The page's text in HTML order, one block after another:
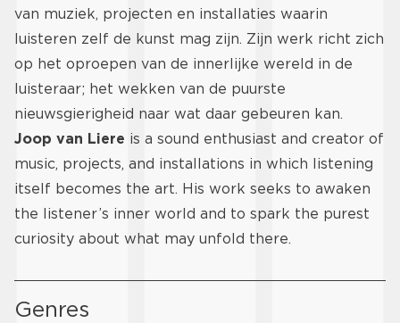
van muziek, projecten en installaties waarin
luisteren zelf de kunst mag zijn. Zijn werk richt zich
op het oproepen van de innerlijke wereld in de
luisteraar; het wekken van de puurste
nieuwsgierigheid naar wat daar gebeuren kan.
Joop van Liere is a sound enthusiast and creator of
music, projects, and installations in which listening
itself becomes the art. His work seeks to awaken
the listener’s inner world and to spark the purest
curiosity about what may unfold there.
Genres